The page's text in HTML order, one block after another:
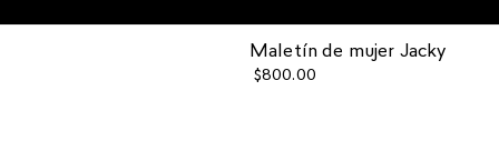
Maletín de mujer Jacky
$800.00
Pagos 100%